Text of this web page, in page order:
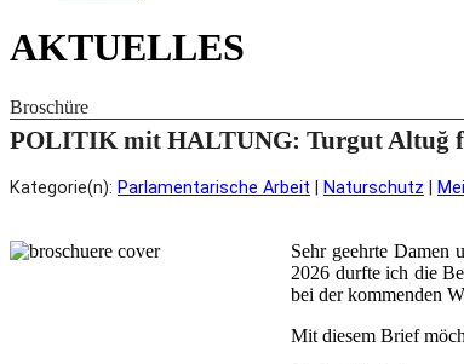
AKTUELLES
Broschüre
POLITIK mit HALTUNG: Turgut Altuğ
Kategorie(n): Parlamentarische Arbeit Naturschutz
Sehr geehrte Damen
2026 durfte ich die
bei der kommenden
Mit diesem Brief